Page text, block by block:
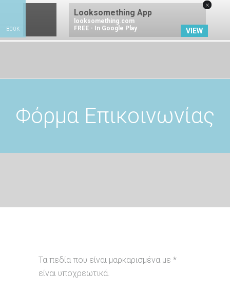
Φόρμα Επικοινωνίας
ΚΑΝΤΕ ΚΡΑΤΗΣΗ
Τα πεδία που είναι μαρκαρισμένα με *
είναι υποχρεωτικά.
BOOK
×
Looksomething App
looksomething.com
FREE - In Google Play
VIEW